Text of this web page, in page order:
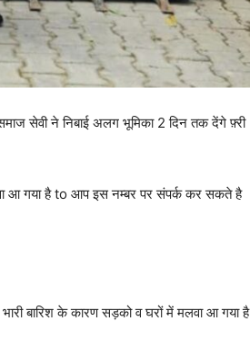
सेवी ने निबाई अलग भूमिका 2 दिन तक देंगे फ़्री
आ गया है to आप इस नम्बर पर संपर्क कर सकते है
बारिश के कारण सड़को व घरों में मलवा आ गया है